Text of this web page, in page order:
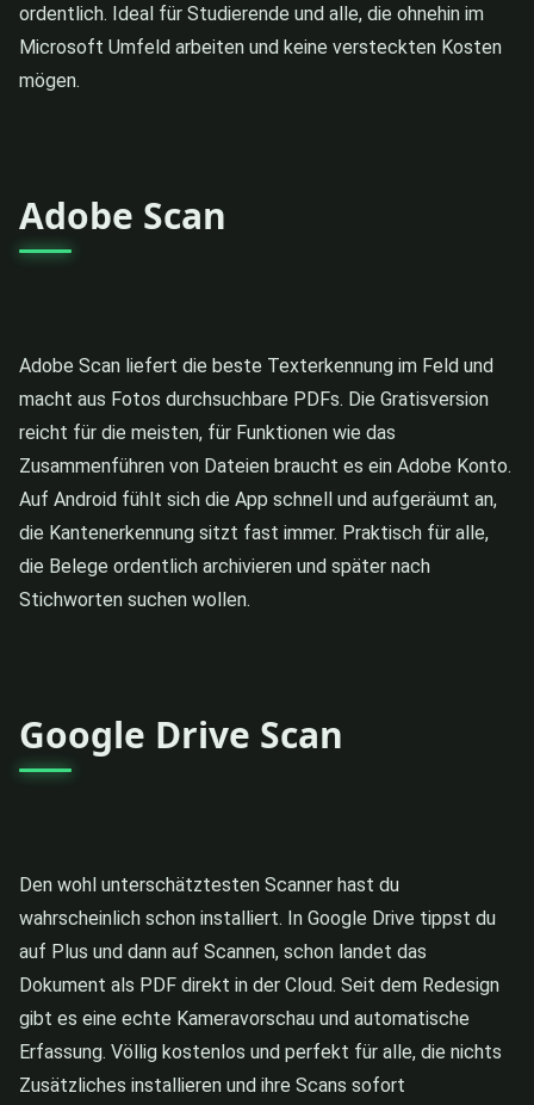
ordentlich. Ideal für Studierende und alle, die ohnehin im
Microsoft Umfeld arbeiten und keine versteckten Kosten
mögen.
Adobe Scan
Adobe Scan liefert die beste Texterkennung im Feld und
macht aus Fotos durchsuchbare PDFs. Die Gratisversion
reicht für die meisten, für Funktionen wie das
Zusammenführen von Dateien braucht es ein Adobe Konto.
Auf Android fühlt sich die App schnell und aufgeräumt an,
die Kantenerkennung sitzt fast immer. Praktisch für alle,
die Belege ordentlich archivieren und später nach
Stichworten suchen wollen.
Google Drive Scan
Den wohl unterschätztesten Scanner hast du
wahrscheinlich schon installiert. In Google Drive tippst du
auf Plus und dann auf Scannen, schon landet das
Dokument als PDF direkt in der Cloud. Seit dem Redesign
gibt es eine echte Kameravorschau und automatische
Erfassung. Völlig kostenlos und perfekt für alle, die nichts
Zusätzliches installieren und ihre Scans sofort